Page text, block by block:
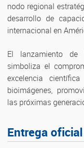
nodo regional
desarrollo de
internacional en
El lanzamiento de
simboliza el
excelencia
bioimágenes,
las próximas
Entrega